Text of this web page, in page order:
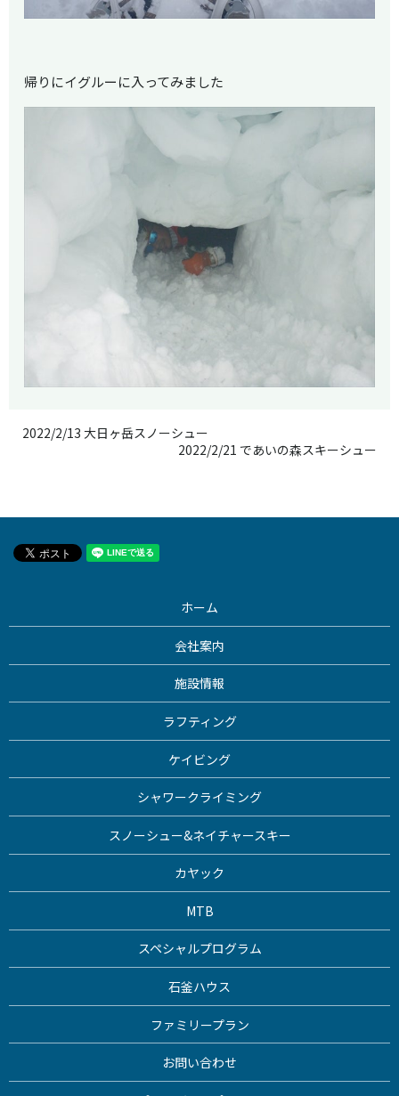
帰りにイグルーに入ってみました
2022/2/13 大日ヶ岳スノーシュー
2022/2/21 であいの森スキーシュー
ホーム
会社案内
施設情報
ラフティング
ケイビング
シャワークライミング
スノーシュー&ネイチャースキー
カヤック
MTB
スペシャルプログラム
石釜ハウス
ファミリープラン
お問い合わせ